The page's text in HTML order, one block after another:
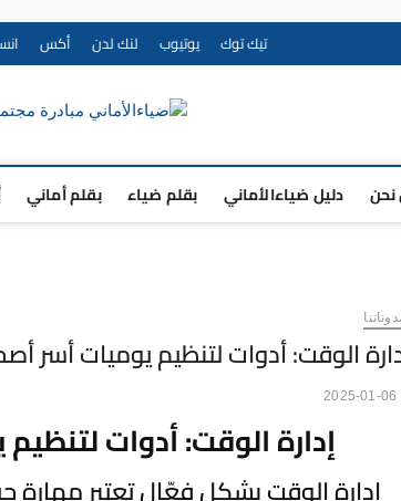
تيك توك يوتيوب لنك لدن أكس
دليل ضياءالأماني بقلم ضياء بقلم أماني
الوقت: أدوات لتنظيم يوميات أسر
إدارة الوقت: أدوات
إدارة الوقت بشكل فعّال تعتبر مهارة